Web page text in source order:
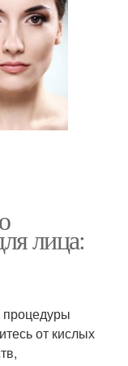
лица:
процедуры
от кислых